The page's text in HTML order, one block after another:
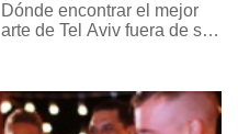
Dónde encontrar el mejor
arte de Tel Aviv fuera de sus